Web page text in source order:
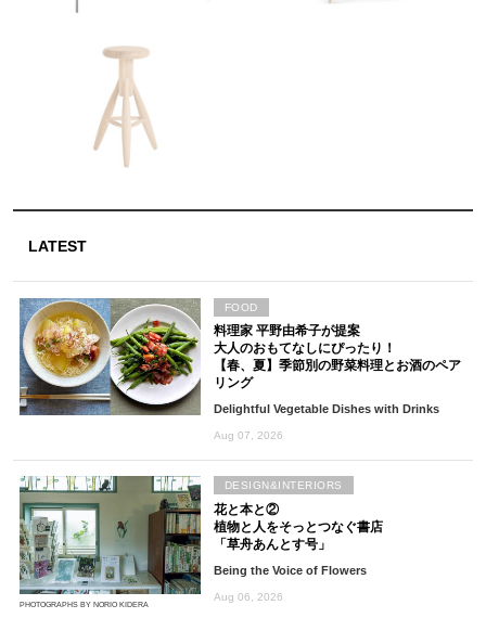
LATEST
料理家 平野由希子が提案
大人のおもてなしにぴったり！
【春、夏】季節別の野菜料理とお酒のペア
リング
Delightful Vegetable Dishes with Drinks
Aug 07, 2026
FOOD
PHOTOGRAPHS BY NORIO KIDERA
花と本と②
植物と人をそっとつなぐ書店
「草舟あんとす号」
Being the Voice of Flowers
Aug 06, 2026
DESIGN&INTERIORS